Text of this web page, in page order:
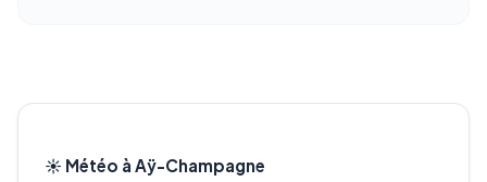
☀️ Météo à Aÿ-Champagne